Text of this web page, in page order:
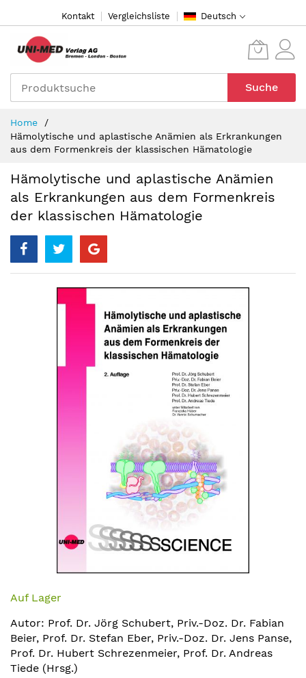
Inhalt
Kontakt Vergleichsliste Deutsch
Suche
Home
Hämolytische und aplastische Anämien als Erkrankungen
aus dem Formenkreis der klassischen Hämatologie
Hämolytische und aplastische Anämien
als Erkrankungen aus dem Formenkreis
der klassischen Hämatologie
Anfang
Bildergalerie
springen
Auf Lager
Autor: Prof. Dr. Jörg Schubert, Priv.-Doz. Dr. Fabian
Beier, Prof. Dr. Stefan Eber, Priv.-Doz. Dr. Jens Panse,
Prof. Dr. Hubert Schrezenmeier, Prof. Dr. Andreas
Tiede (Hrsg.)